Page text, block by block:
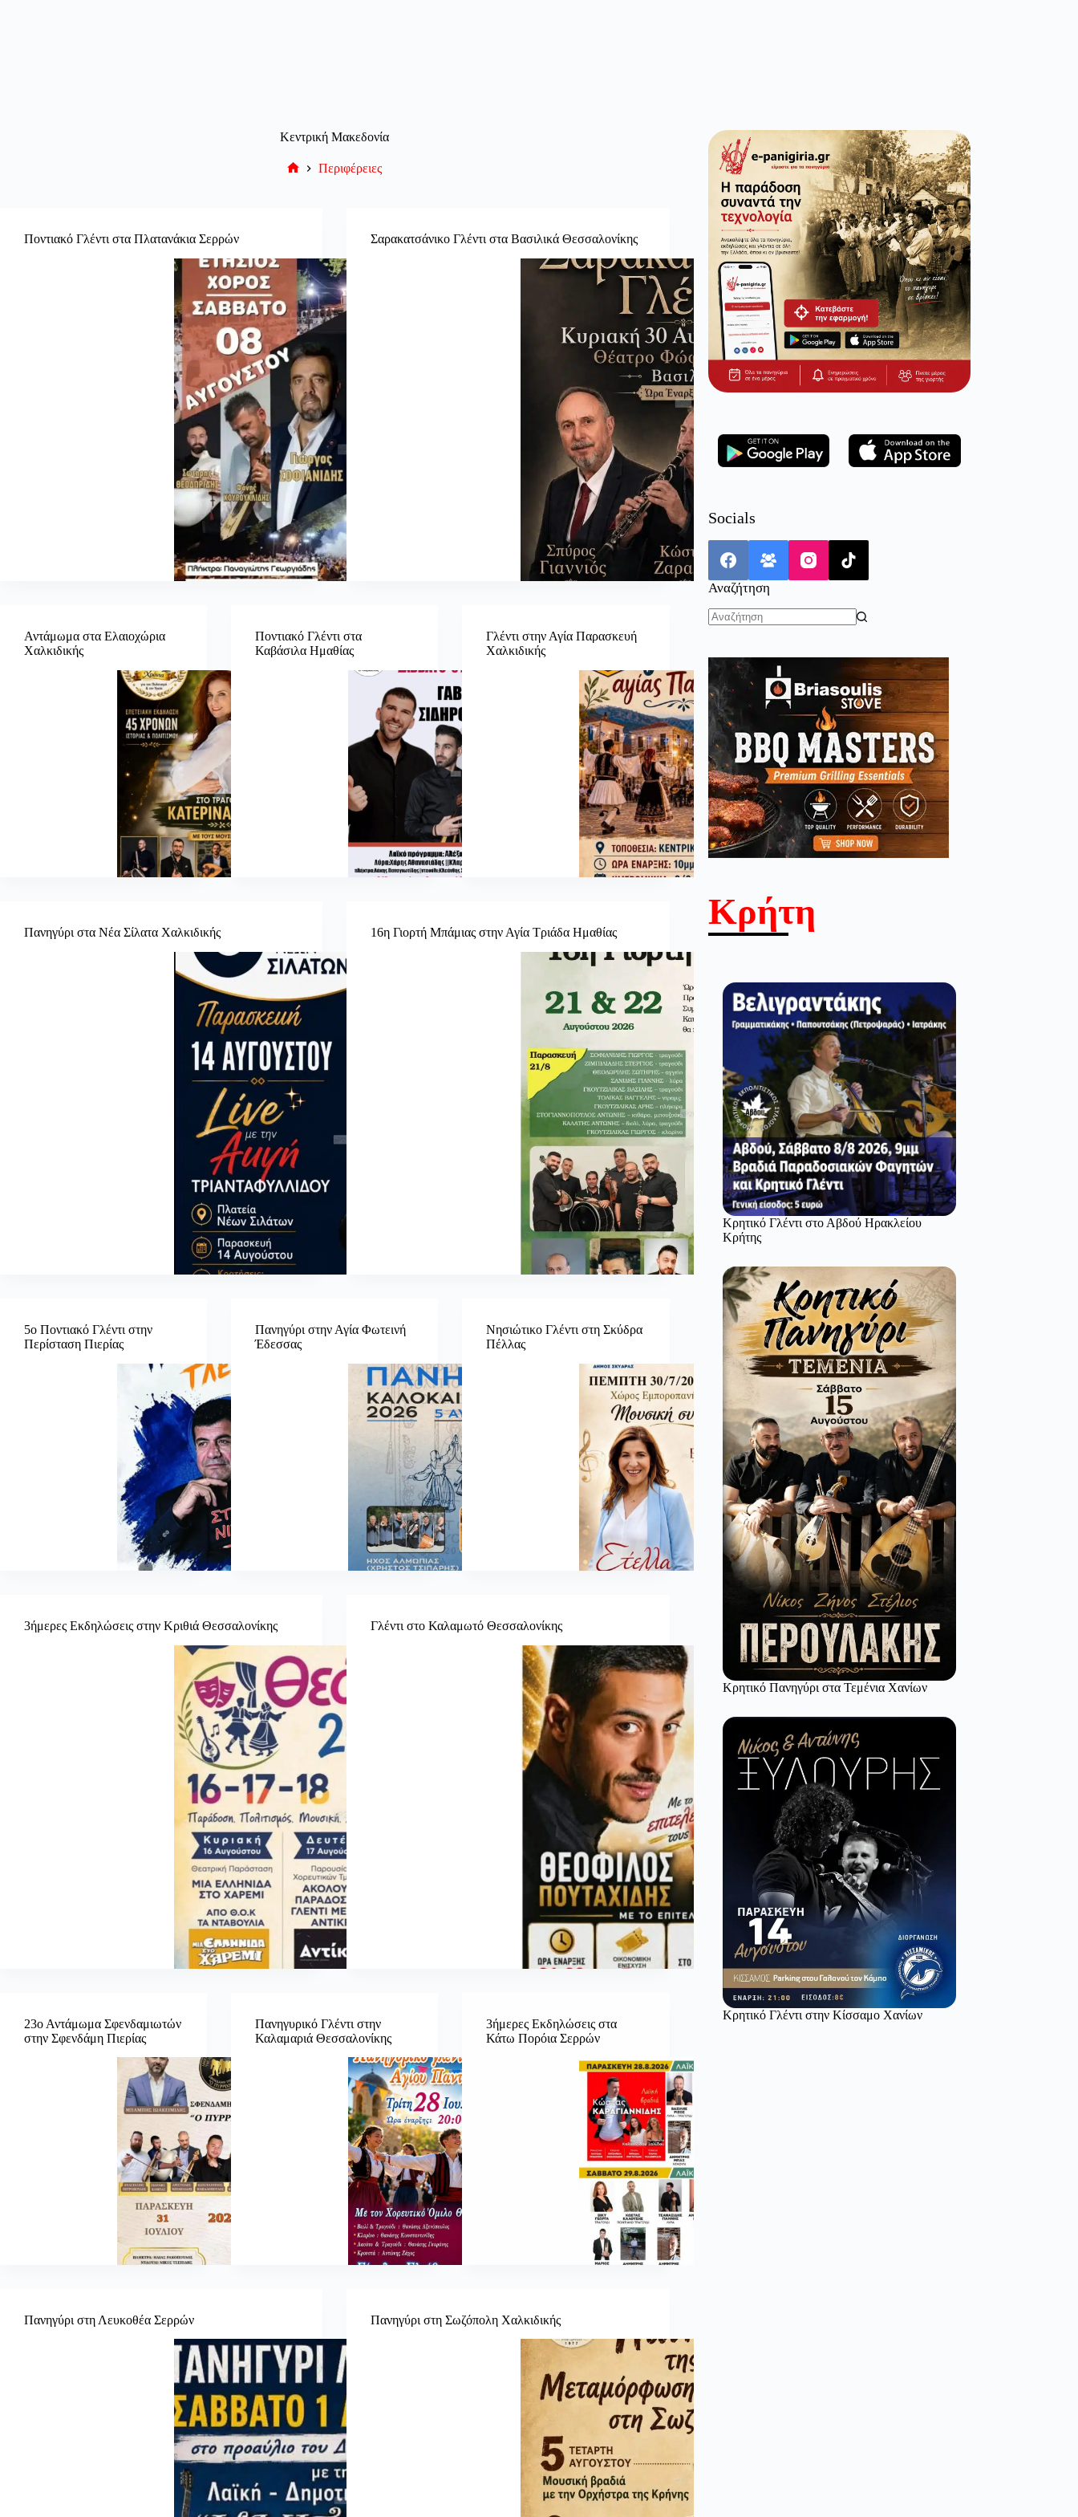
Κεντρική Μακεδονία
Περιφέρειες
Ποντιακό Γλέντι στα Πλατανάκια Σερρών Σαρακατσάνικο Γλέντι στα Βασιλικά Θεσσαλονίκης
Αντάμωμα στα Ελαιοχώρια
Χαλκιδικής
Ποντιακό Γλέντι στα
Καβάσιλα Ημαθίας
Γλέντι στην Αγία Παρασκευή
Χαλκιδικής
Πανηγύρι στα Νέα Σίλατα Χαλκιδικής 16η Γιορτή Μπάμιας στην Αγία Τριάδα Ημαθίας
5ο Ποντιακό Γλέντι στην
Περίσταση Πιερίας
Πανηγύρι στην Αγία Φωτεινή
Έδεσσας
Νησιώτικο Γλέντι στη Σκύδρα
Πέλλας
3ήμερες Εκδηλώσεις στην Κριθιά Θεσσαλονίκης Γλέντι στο Καλαμωτό Θεσσαλονίκης
23ο Αντάμωμα Σφενδαμιωτών
στην Σφενδάμη Πιερίας
Πανηγυρικό Γλέντι στην
Καλαμαριά Θεσσαλονίκης
3ήμερες Εκδηλώσεις στα
Κάτω Πορόια Σερρών
Πανηγύρι στη Λευκοθέα Σερρών Πανηγύρι στη Σωζόπολη Χαλκιδικής
Socials
Αναζήτηση
Κρήτη
Κρητικό Γλέντι στο Αβδού Ηρακλείου
Κρήτης
Κρητικό Πανηγύρι στα Τεμένια Χανίων
Κρητικό Γλέντι στην Κίσσαμο Χανίων